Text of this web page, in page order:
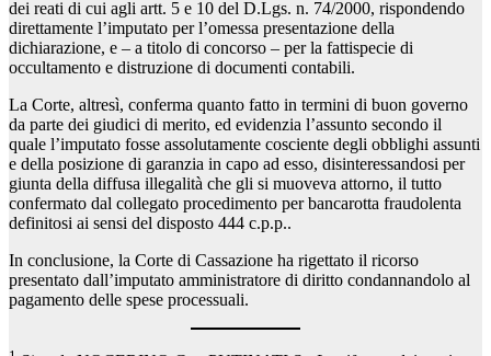
dei reati di cui agli artt. 5 e 10 del D.Lgs. n. 74/2000, rispondendo
direttamente l’imputato per l’omessa presentazione della
dichiarazione, e – a titolo di concorso – per la fattispecie di
occultamento e distruzione di documenti contabili.
La Corte, altresì, conferma quanto fatto in termini di buon governo
da parte dei giudici di merito, ed evidenzia l’assunto secondo il
quale l’imputato fosse assolutamente cosciente degli obblighi assunti
e della posizione di garanzia in capo ad esso, disinteressandosi per
giunta della diffusa illegalità che gli si muoveva attorno, il tutto
confermato dal collegato procedimento per bancarotta fraudolenta
definitosi ai sensi del disposto 444 c.p.p..
In conclusione, la Corte di Cassazione ha rigettato il ricorso
presentato dall’imputato amministratore di diritto condannandolo al
pagamento delle spese processuali.